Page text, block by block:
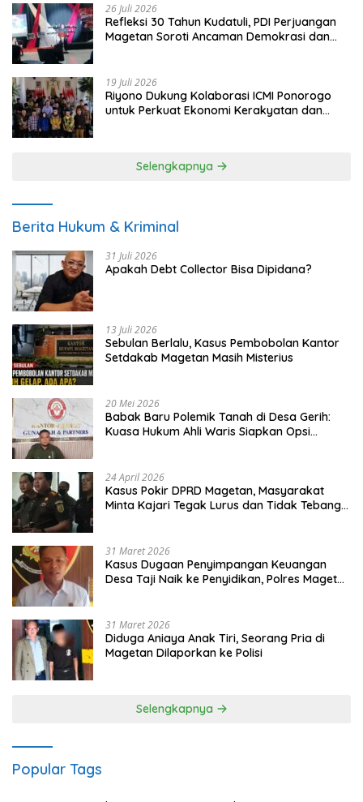
26 Juli 2026
Refleksi 30 Tahun Kudatuli, PDI Perjuangan
Magetan Soroti Ancaman Demokrasi dan
19 Juli 2026
Riyono Dukung Kolaborasi ICMI Ponorogo
untuk Perkuat Ekonomi Kerakyatan dan
Selengkapnya
Berita Hukum & Kriminal
31 Juli 2026
Apakah Debt Collector Bisa Dipidana?
13 Juli 2026
Sebulan Berlalu, Kasus Pembobolan Kantor
Setdakab Magetan Masih Misterius
20 Mei 2026
Babak Baru Polemik Tanah di Desa Gerih:
Kuasa Hukum Ahli Waris Siapkan Opsi
24 April 2026
Kasus Pokir DPRD Magetan, Masyarakat
Minta Kajari Tegak Lurus dan Tidak Tebang
31 Maret 2026
Kasus Dugaan Penyimpangan Keuangan
Desa Taji Naik ke Penyidikan, Polres Magetan
31 Maret 2026
Diduga Aniaya Anak Tiri, Seorang Pria di
Magetan Dilaporkan ke Polisi
Selengkapnya
Popular Tags